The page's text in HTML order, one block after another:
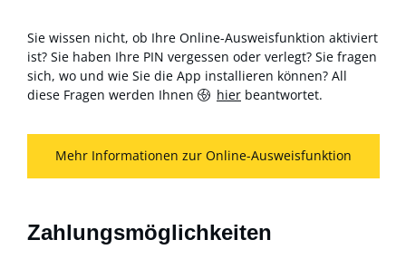
Sie wissen nicht, ob Ihre Online-Ausweisfunktion aktiviert
ist? Sie haben Ihre PIN vergessen oder verlegt? Sie fragen
sich, wo und wie Sie die App installieren können? All
diese Fragen werden Ihnen
hier beantwortet.
Mehr Informationen zur Online-Ausweisfunktion
Zahlungsmöglichkeiten